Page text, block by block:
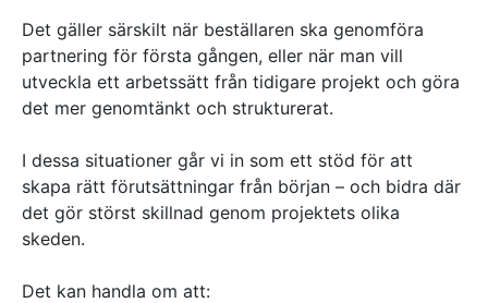
Det gäller särskilt när beställaren ska genomföra
partnering för första gången, eller när man vill
utveckla ett arbetssätt från tidigare projekt och göra
det mer genomtänkt och strukturerat.
I dessa situationer går vi in som ett stöd för att
skapa rätt förutsättningar från början – och bidra där
det gör störst skillnad genom projektets olika
skeden.
Det kan handla om att: